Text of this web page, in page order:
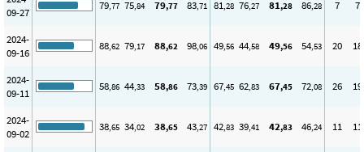
09-27
79,77 75,84 79,77 83,71 81,28 76,27 81,28 86,28 7 7
2024-
09-16
88,62 79,17 88,62 98,06 49,56 44,58 49,56 54,53 20 18
2024-
09-11
58,86 44,33 58,86 73,39 67,45 62,83 67,45 72,08 26 19
2024-
09-02
38,65 34,02 38,65 43,27 42,83 39,41 42,83 46,24 11 11